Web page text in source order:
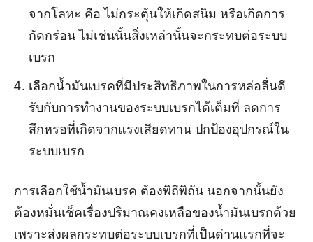
จากโลหะ คือ ไม่กระตุ้นให้เกิดสนิม หรือเกิดการ
กัดกร่อน ไม่เช่นนั้นสิ่งเหล่านั้นจะกระทบต่อระบบ
เบรก
เลือกน้ำมันเบรคที่มีประสิทธิภาพในการหล่อลื่นดี
รับกับการทำงานของระบบเบรกได้เต็มที่ ลดการ
สึกหรอที่เกิดจากแรงเสียดทาน ปกป้องอุปกรณ์ใน
ระบบเบรก
การเลือกใช้น้ำมันเบรค ต้องพิถีพิถัน นอกจากนั้นยัง
ต้องหมั่นเช็คเรื่องปริมาณคงเหลือของน้ำมันเบรกด้วย
เพราะส่งผลกระทบต่อระบบเบรกที่เป็นด่านแรกที่จะ